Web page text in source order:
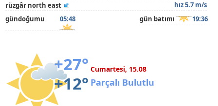
rüzgâr north east
hız 5.7 m/s
gündoğumu
05:48 gün batımı 19:36
+27°
+12°
Cumartesi, 15.08
Parçalı Bulutlu